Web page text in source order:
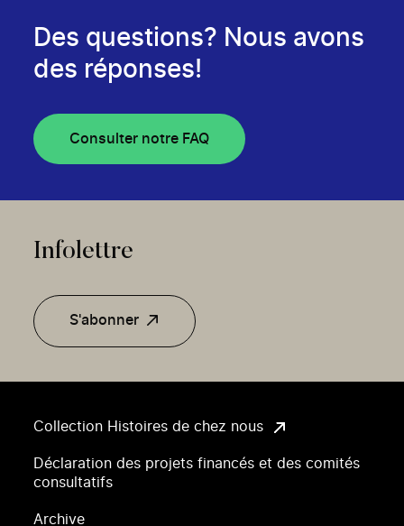
Collection Histoires de chez nous
Déclaration des projets financés et des comités
consultatifs
Archive
Des questions? Nous avons
des réponses!
Consulter notre FAQ
Infolettre
S'abonner